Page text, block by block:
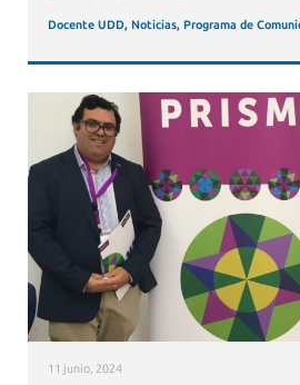
Docente UDD, Noticias, Programa de
11 junio, 2024